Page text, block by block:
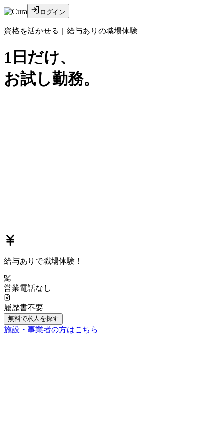
ログイン
資格を活かせる｜給与ありの職場体験
1日 だけ、
お試し勤務。
給与あり で職場体験！
営業電話なし
履歴書不要
無料で求人を探す
施設・事業者の方はこちら